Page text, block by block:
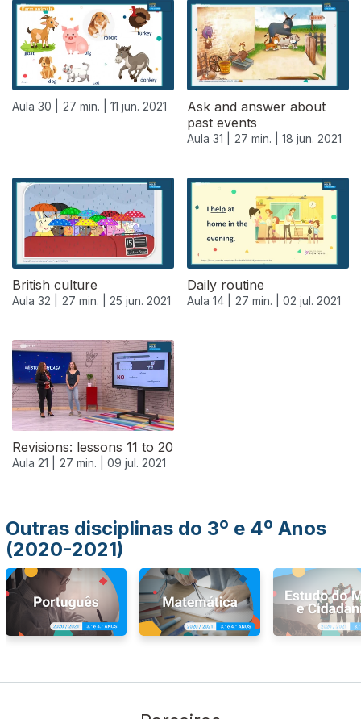
Aula 30 | 27 min. | 11 jun. 2021
Ask and answer about
past events
Aula 31 | 27 min. | 18 jun. 2021
British culture
Aula 32 | 27 min. | 25 jun. 2021
Daily routine
Aula 14 | 27 min. | 02 jul. 2021
Revisions: lessons 11 to 20
Aula 21 | 27 min. | 09 jul. 2021
556625
Outras disciplinas do 3º e 4º Anos
(2020-2021)